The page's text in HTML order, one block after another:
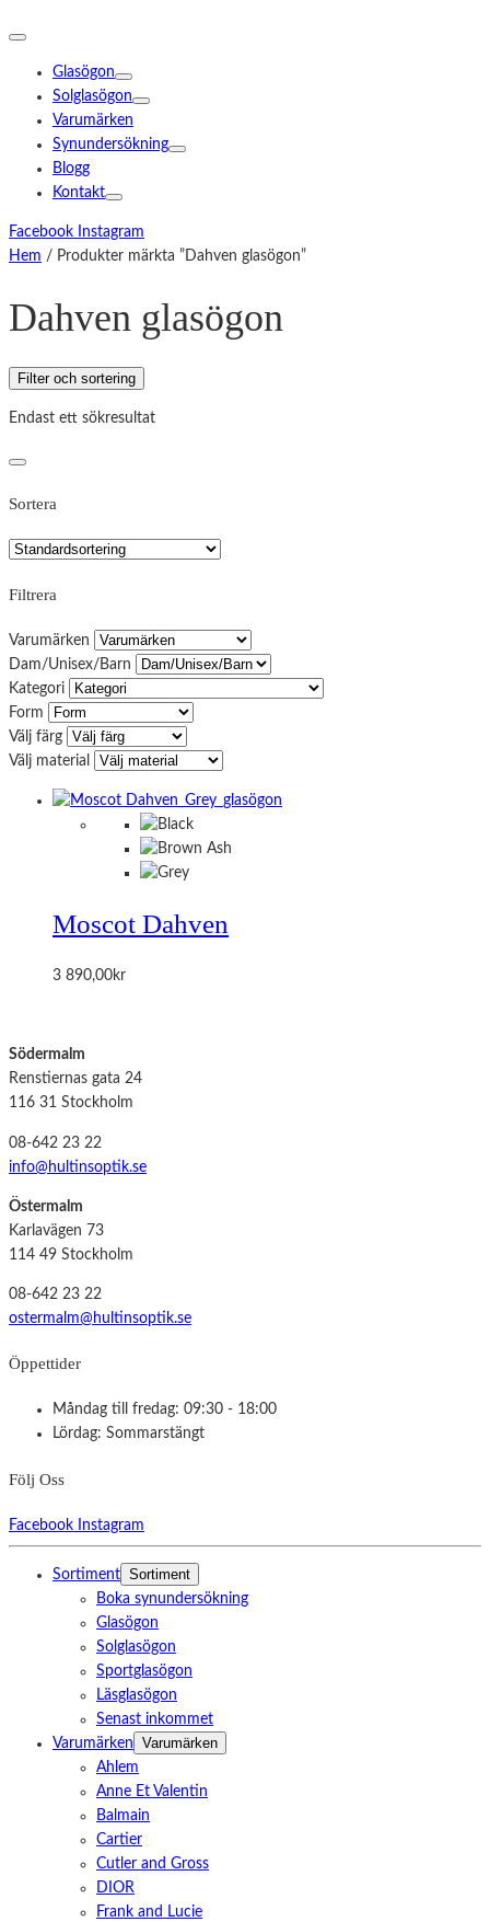
Glasögon
Solglasögon
Varumärken
Synundersökning
Blogg
Kontakt
Facebook
Instagram
Hem / Produkter märkta ”Dahven glasögon”
Dahven glasögon
Filter och sortering
Endast ett sökresultat
Sortera
Filtrera
Varumärken
Dam/Unisex/Barn
Kategori
Form
Välj färg
Välj material
Moscot Dahven
3 890,00kr
Södermalm
Renstiernas gata 24
116 31 Stockholm
08-642 23 22
info@hultinsoptik.se
Östermalm
Karlavägen 73
114 49 Stockholm
08-642 23 22
ostermalm@hultinsoptik.se
Öppettider
Måndag till fredag: 09:30 - 18:00
Lördag: Sommarstängt
Följ Oss
Facebook Instagram
Sortiment Sortiment
Boka synundersökning
Glasögon
Solglasögon
Sportglasögon
Läsglasögon
Senast inkommet
Varumärken
Varumärken
Ahlem
Anne Et Valentin
Balmain
Cartier
Cutler and Gross
DIOR
Frank and Lucie